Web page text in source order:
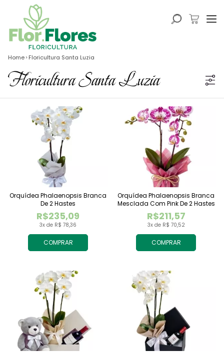
Home Floricultura Santa Luzia
Floricultura Santa Luzia
COMPRAR
3x de R$ 78,36
R$235,09
Orquídea Phalaenopsis Branca
De 2 Hastes
COMPRAR
3x de R$ 70,52
R$211,57
Orquídea Phalaenopsis Branca
Mesclada Com Pink De 2 Hastes